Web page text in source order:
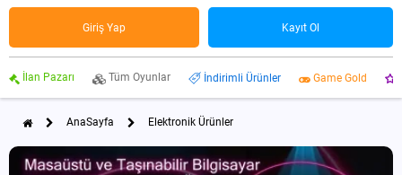
Giriş Yap Kayıt Ol
İlan Pazarı Tüm Oyunlar İndirimli Ürünler Game Gold
AnaSayfa Elektronik Ürünler